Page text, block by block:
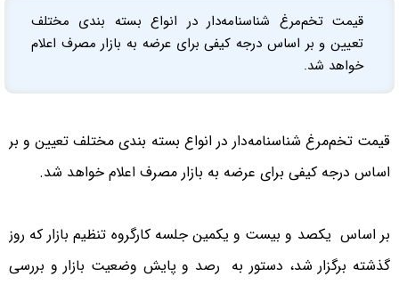
قیمت تخم‌مرغ شناسنامه‌دار در انواع بسته بندی مختلف
تعیین و بر اساس درجه کیفی برای عرضه به بازار مصرف اعلام
خواهد شد.
قیمت تخم‌مرغ شناسنامه‌دار در انواع بسته بندی مختلف تعیین و بر
اساس درجه کیفی برای عرضه به بازار مصرف اعلام خواهد شد.
بر اساس یکصد و بیست و یکمین جلسه کارگروه تنظیم بازار که روز
گذشته برگزار شد، دستور به رصد و پایش وضعیت بازار و بررسی